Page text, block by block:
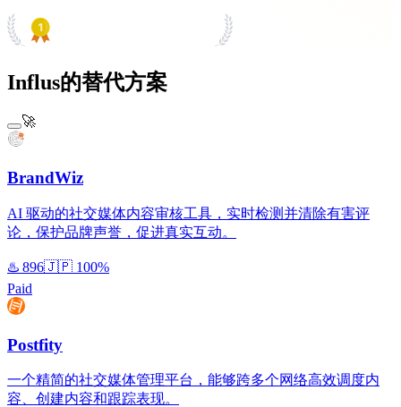
Influs的替代方案
🚀
BrandWiz
AI 驱动的社交媒体内容审核工具，实时检测并清除有害评
论，保护品牌声誉，促进真实互动。
♨️ 896🇯🇵 100%
Paid
Postfity
一个精简的社交媒体管理平台，能够跨多个网络高效调度内
容、创建内容和跟踪表现。